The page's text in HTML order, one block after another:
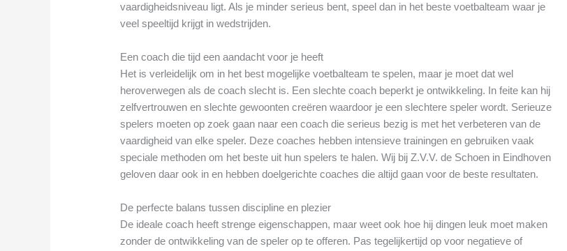
vaardigheidsniveau ligt. Als je minder serieus bent, speel dan in het beste voetbalteam waar je
veel speeltijd krijgt in wedstrijden.
Een coach die tijd een aandacht voor je heeft
Het is verleidelijk om in het best mogelijke voetbalteam te spelen, maar je moet dat wel
heroverwegen als de coach slecht is. Een slechte coach beperkt je ontwikkeling. In feite kan hij
zelfvertrouwen en slechte gewoonten creëren waardoor je een slechtere speler wordt. Serieuze
spelers moeten op zoek gaan naar een coach die serieus bezig is met het verbeteren van de
vaardigheid van elke speler. Deze coaches hebben intensieve trainingen en gebruiken vaak
speciale methoden om het beste uit hun spelers te halen. Wij bij Z.V.V. de Schoen in Eindhoven
geloven daar ook in en hebben doelgerichte coaches die altijd gaan voor de beste resultaten.
De perfecte balans tussen discipline en plezier
De ideale coach heeft strenge eigenschappen, maar weet ook hoe hij dingen leuk moet maken
zonder de ontwikkeling van de speler op te offeren. Pas tegelijkertijd op voor negatieve of